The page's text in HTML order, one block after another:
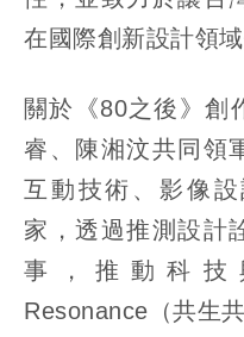
在國際創新設計領
關於《80之後》創
睿、陳湘汶共同領
互動技術、影像
家，透過推測設計
事，推動科技
Resonance（共生共